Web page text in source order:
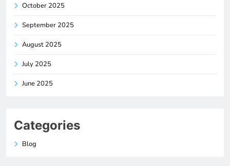
October 2025
September 2025
August 2025
July 2025
June 2025
Categories
Blog